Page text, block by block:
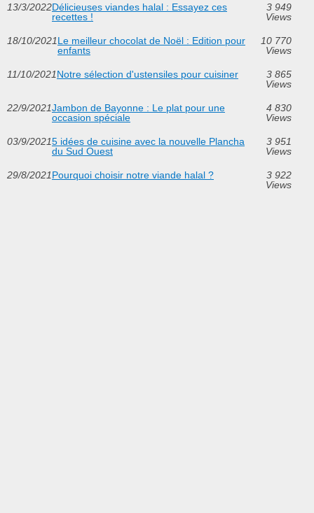
13/3/2022Délicieuses viandes halal : Essayez ces
recettes !
3 949
Views
18/10/2021Le meilleur chocolat de Noël : Edition pour
enfants
10 770
Views
11/10/2021Notre sélection d'ustensiles pour cuisiner
3 865
Views
22/9/2021Jambon de Bayonne : Le plat pour une
occasion spéciale
4 830
Views
03/9/20215 idées de cuisine avec la nouvelle Plancha
du Sud Ouest
3 951
Views
29/8/2021Pourquoi choisir notre viande halal ?
3 922
Views